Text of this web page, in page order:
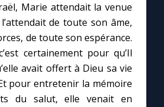
Marie attendait la venue
de toute son âme,
de toute son espérance.
certainement pour qu’Il
avait offert à Dieu sa vie
pour entretenir la mémoire
du salut, elle venait en